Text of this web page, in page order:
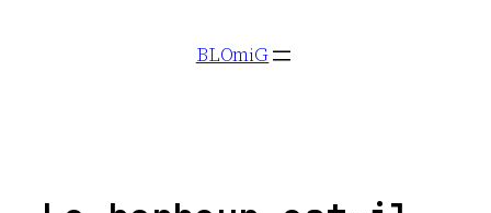
BLOmiG